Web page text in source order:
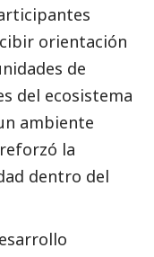
orientación
de
del ecosistema
ambiente
la
dentro del